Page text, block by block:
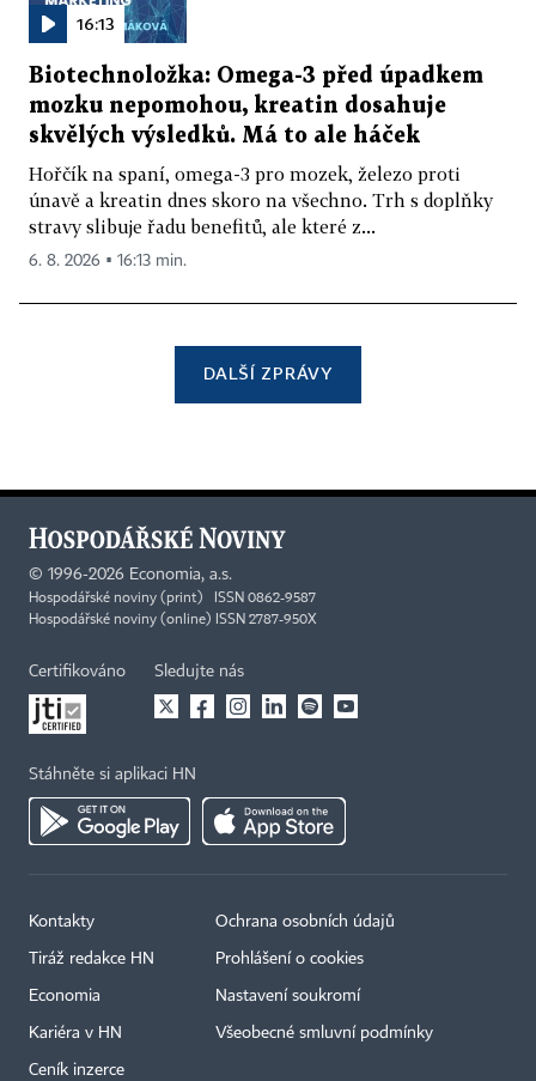
16:13
Biotechnoložka: Omega-3 před úpadkem
mozku nepomohou, kreatin dosahuje
skvělých výsledků. Má to ale háček
Hořčík na spaní, omega-3 pro mozek, železo proti
únavě a kreatin dnes skoro na všechno. Trh s doplňky
stravy slibuje řadu benefitů, ale které z...
6. 8. 2026 ▪ 16:13 min.
DALŠÍ ZPRÁVY
© 1996-2026 Economia, a.s.
Hospodářské noviny (print) ISSN 0862-9587
Hospodářské noviny (online) ISSN 2787-950X
Certifikováno Sledujte nás
Stáhněte si aplikaci HN
Kontakty
Tiráž redakce HN
Economia
Kariéra v HN
Ceník inzerce
Ochrana osobních údajů
Prohlášení o cookies
Nastavení soukromí
Všeobecné smluvní podmínky